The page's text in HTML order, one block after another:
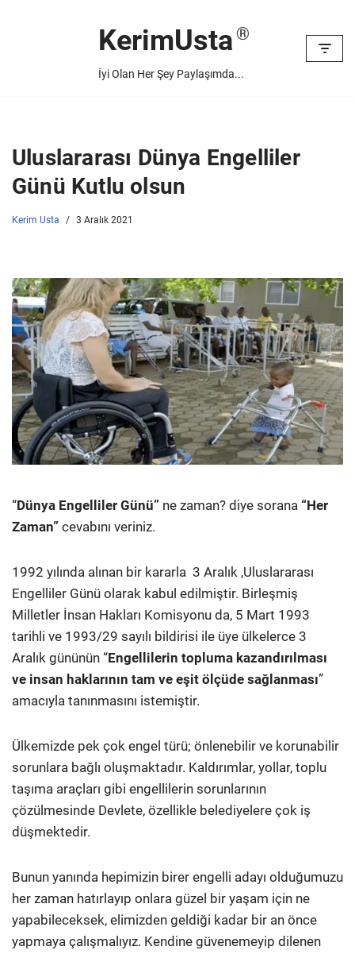
KerimUsta
İyi Olan Her Şey Paylaşımda...
Uluslararası Dünya Engelliler
Günü Kutlu olsun
Kerim Usta 3 Aralık 2021
“Dünya Engelliler Günü” ne zaman? diye sorana “Her
Zaman” cevabını veriniz.
1992 yılında alınan bir kararla 3 Aralık ,Uluslararası
Engelliler Günü olarak kabul edilmiştir. Birleşmiş
Milletler İnsan Hakları Komisyonu da, 5 Mart 1993
tarihli ve 1993/29 sayılı bildirisi ile üye ülkelerce 3
Aralık gününün “Engellilerin topluma kazandırılması
ve insan haklarının tam ve eşit ölçüde sağlanması”
amacıyla tanınmasını istemiştir.
Ülkemizde pek çok engel türü; önlenebilir ve korunabilir
sorunlara bağlı oluşmaktadır. Kaldırımlar, yollar, toplu
taşıma araçları gibi engellilerin sorunlarının
çözülmesinde Devlete, özellikle belediyelere çok iş
düşmektedir.
Bunun yanında hepimizin birer engelli adayı olduğumuzu
her zaman hatırlayıp onlara güzel bir yaşam için ne
yapabileceksek, elimizden geldiği kadar bir an önce
yapmaya çalışmalıyız. Kendine güvenemeyip dilenen